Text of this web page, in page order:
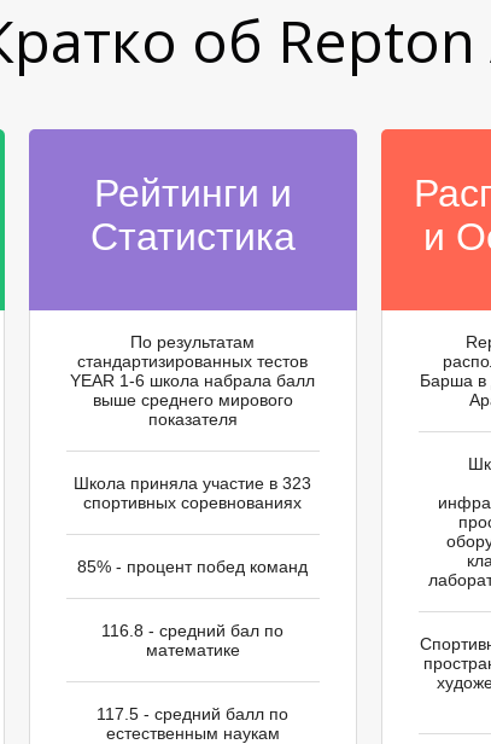
об Repton
Рейтинги и
Статистика
По результатам
стандартизированных тестов
YEAR 1-6 школа набрала балл
выше среднего мирового
показателя
Школа приняла участие в 323
спортивных соревнованиях
85% - процент побед команд
116.8 - средний бал по
математике
117.5 - средний балл по
естественным наукам
и
Барша в